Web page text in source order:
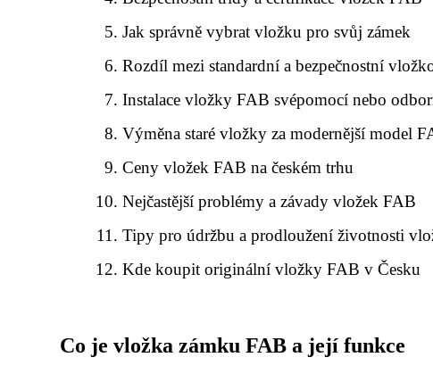
Jak správně vybrat vložku pro svůj zámek
Rozdíl mezi standardní a bezpečnostní
Instalace vložky FAB svépomocí nebo
Výměna staré vložky za modernější model
Ceny vložek FAB na českém trhu
Nejčastější problémy a závady vložek FAB
Tipy pro údržbu a prodloužení životnosti
Kde koupit originální vložky FAB v Česku
Co je vložka zámku FAB a její funkce